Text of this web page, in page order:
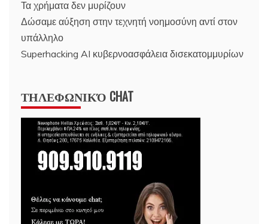
Τα χρήματα δεν μυρίζουν
Δώσαμε αύξηση στην τεχνητή νοημοσύνη αντί στον
υπάλληλο
Superhacking AI κυβερνοασφάλεια δισεκατομμυρίων
ΤΗΛΕΦΩΝΙΚΌ CHAT